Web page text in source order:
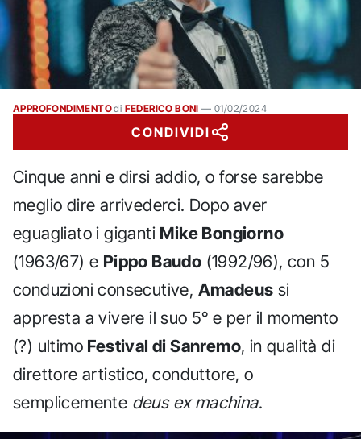
APPROFONDIMENTOdi FEDERICO BONI —01/02/2024
CONDIVIDI
Cinque anni e dirsi addio, o forse sarebbe
meglio dire arrivederci. Dopo aver
eguagliato i giganti Mike Bongiorno
(1963/67) e Pippo Baudo (1992/96), con 5
conduzioni consecutive, Amadeus si
appresta a vivere il suo 5° e per il momento
(?) ultimo Festival di Sanremo, in qualità di
direttore artistico, conduttore, o
semplicemente deus ex machina.